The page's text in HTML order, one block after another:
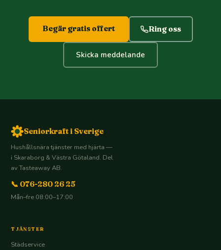
Begär gratis offert Ring oss
Skicka meddelande
Seniorkraft i Sverige
Hushållsnära tjänster med hjärta —
i Skaraborg & Västra Götaland. Del
av Tasteaway AB.
📞 076-280 26 25
Mån–fre 08:00–17:00
TJÄNSTER
Städservice